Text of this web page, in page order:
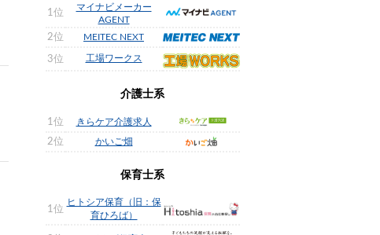
1位
マイナビメーカー
AGENT
2位 MEITEC NEXT
3位 工場ワークス
介護士系
1位 きらケア介護求人
2位 かいご畑
保育士系
1位
ヒトシア保育（旧：保
育ひろば）